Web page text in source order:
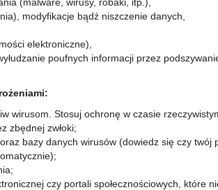
modyfikacje bądź niszczenie danych,
elektroniczne),
poufnych informacji przez
wirusom. Stosuj ochronę w czasie
zbędnej zwłoki;
bazy danych wirusów (dowiedz się czy twój
czy portali społecznościowych, które